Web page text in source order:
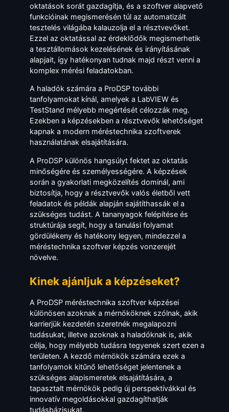
oktatások sorát gazdagítja, és a szoftver alapvető
funkcióinak megismerésén túl az automatizált
tesztelés világába kalauzolja el a résztvevőket.
Ezzel az oktatással az érdeklődők megismerhetik
a tesztállomások kezelésének és irányításának
alapjait, így hatékonyan tudnak majd részt venni a
komplex mérési feladatokban.
A haladók számára a ProDSP további
tanfolyamokat kínál, amelyek a LabVIEW és
TestStand mélyebb megértését célozzák meg.
Ezekben a képzésekben a résztvevők lehetőséget
kapnak a modern méréstechnika szoftverek
használatának elsajátítására.
A ProDSP különös hangsúlyt fektet az oktatás
minőségére és személyességére. A képzések
során a gyakorlati megközelítés dominál, ami
biztosítja, hogy a résztvevők valós életből vett
feladatok és példák alapján sajátíthassák el a
szükséges tudást. A tananyagok felépítése és
struktúrája segít, hogy a tanulási folyamat
gördülékeny és hatékony legyen, mindezzel a
méréstechnika szoftver képzés vonzerejét
növelve.
Kinek ajánljuk a képzéseket?
A ProDSP méréstechnika szoftver képzései
különösen azoknak a mérnököknek szólnak, akik
karrierjük kezdetén szeretnék megalapozni
tudásukat, illetve azoknak a haladóknak is, akik
célja, hogy mélyebb tudásra tegyenek szert ezen a
területen. A kezdő mérnökök számára ezek a
tanfolyamok kitűnő lehetőséget jelentenek a
szükséges alapismeretek elsajátítására, a
tapasztalt mérnökök pedig új perspektívákkal és
innovatív megoldásokkal gazdagíthatják
tudásbázisukat.